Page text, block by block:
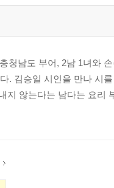
청남도 부어, 2남 1녀와
. 김승일 시인을 만나 시
지 않는다는 남다는 요리